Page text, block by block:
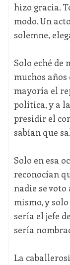
hizo gracia.
modo. Un
solemne,
Solo eché de
muchos
mayoría el
política, y a
presidir el
sabían que
Solo en esa
reconocían
nadie se
mismo, y
sería el jefe
sería
La